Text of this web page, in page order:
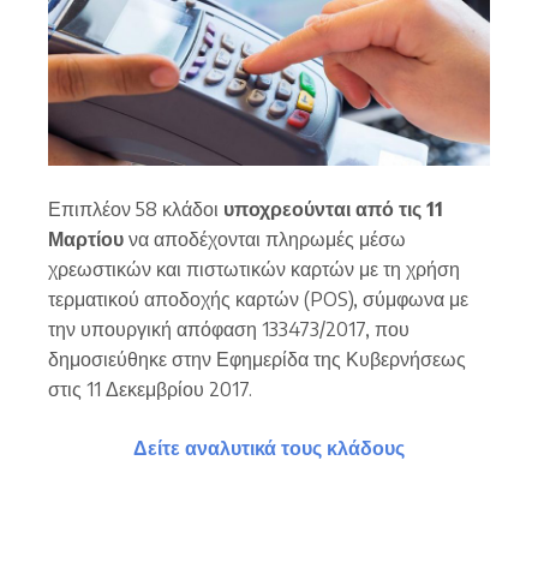
Επιπλέον 58 κλάδοι υποχρεούνται από τις 11
Μαρτίου να αποδέχονται πληρωμές μέσω
χρεωστικών και πιστωτικών καρτών με τη χρήση
τερματικού αποδοχής καρτών (POS), σύμφωνα με
την υπουργική απόφαση 133473/2017, που
δημοσιεύθηκε στην Εφημερίδα της Κυβερνήσεως
στις 11 Δεκεμβρίου 2017.
Δείτε αναλυτικά τους κλάδους